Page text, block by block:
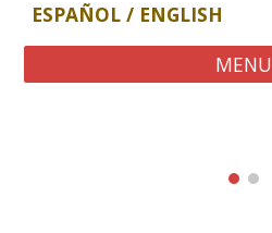
ESPAÑOL / ENGLISH
MENU